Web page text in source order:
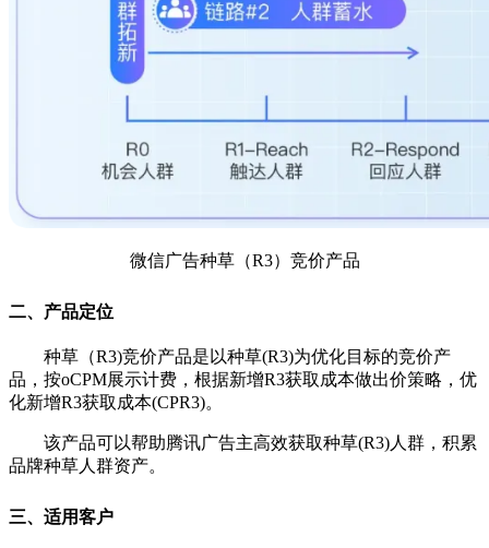
微信广告种草（R3）竞价产品
二、产品定位
种草（R3)竞价产品是以种草(R3)为优化目标的竞价产
品，按oCPM展示计费，根据新增R3获取成本做出价策略，优
化新增R3获取成本(CPR3)。
该产品可以帮助腾讯广告主高效获取种草(R3)人群，积累
品牌种草人群资产。
三、适用客户